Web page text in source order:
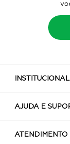
INSTITUCIONAL
AJUDA E
ATENDIMENTO